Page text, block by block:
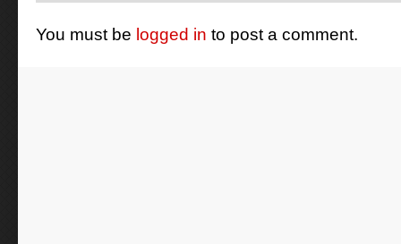
You must be logged in to post a comment.